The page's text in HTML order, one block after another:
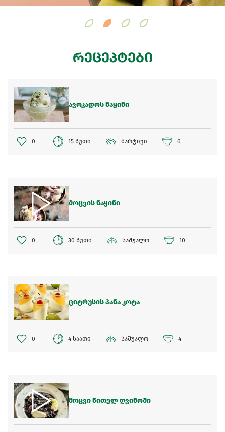
რეცეპტები
ავოკადოს ნაყინი
0 15 წუთი მარტივი 6
მოცვის ნაყინი
0 30 წუთი საშუალო 10
ციტრუსის პანა კოტა
0 4 საათი საშუალო 4
მოცვი წითელ ღვინოში